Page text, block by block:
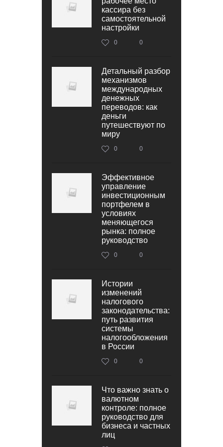
кассира без
самостоятельной
настройки
0 0
Детальный разбор
механизмов
международных
денежных
переводов: как
деньги
путешествуют по
миру
0 0
Эффективное
управление
инвестиционным
портфелем в
условиях
меняющегося
рынка: полное
руководство
0 0
Истории
изменений
налогового
законодательства:
путь развития
системы
налогообложения
в России
0 0
Что важно знать о
валютном
контроле: полное
руководство для
бизнеса и частных
лиц